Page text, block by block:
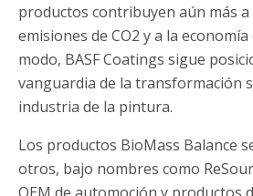
productos contribuyen aún más a
emisiones de CO2 y a la
modo, BASF Coatings sigue
vanguardia de la transformación
industria de la pintura.
Los productos BioMass Balance
otros, bajo nombres como